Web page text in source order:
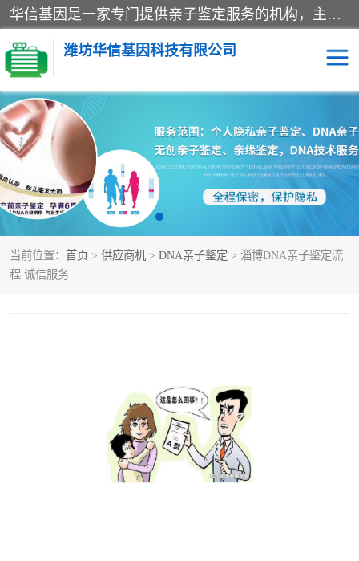
华信基因是一家专门提供亲子鉴定服务的机构，主要业务：济南亲子鉴定、临沂亲子鉴定、菏泽亲子鉴定、淄博亲子鉴定、青岛亲子鉴定、日照亲子鉴定、临朐亲子鉴定、寿光亲子鉴定等，联合广州、上海、北京、深圳、杭州、武汉、成都、合肥、贵阳、沈阳等地区有法医物证鉴定机构及基因检测公司，为国内外客户提供便捷的DNA鉴定服务。
潍坊华信基因科技有限公司
当前位置： 首页 > 供应商机 > DNA亲子鉴定 > 淄博DNA亲子鉴定流
程 诚信服务
亲子鉴定 DNA亲子鉴定
隐私亲子鉴定 无创亲子鉴定
孕期亲子鉴定